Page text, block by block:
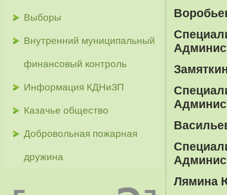
Выборы
Внутренний муниципальный
финансовый контроль
Информация КДНиЗП
Казачье общество
Добровольная пожарная
дружина
Лямина